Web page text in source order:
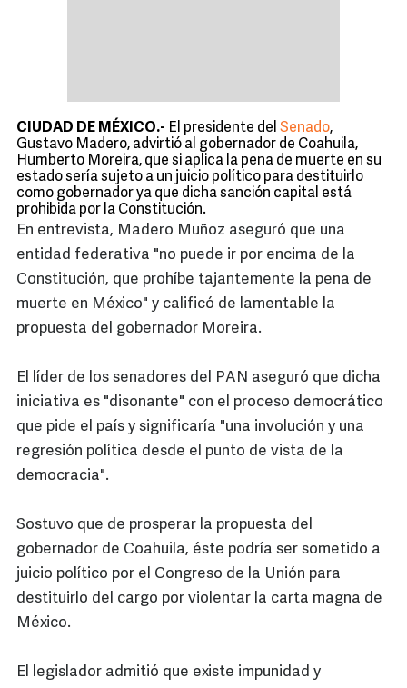
CIUDAD DE MÉXICO.- El presidente del Senado,
Gustavo Madero, advirtió al gobernador de Coahuila,
Humberto Moreira, que si aplica la pena de muerte en su
estado sería sujeto a un juicio político para destituirlo
como gobernador ya que dicha sanción capital está
prohibida por la Constitución.
En entrevista, Madero Muñoz aseguró que una
entidad federativa "no puede ir por encima de la
Constitución, que prohíbe tajantemente la pena de
muerte en México" y calificó de lamentable la
propuesta del gobernador Moreira.
El líder de los senadores del PAN aseguró que dicha
iniciativa es "disonante" con el proceso democrático
que pide el país y significaría "una involución y una
regresión política desde el punto de vista de la
democracia".
Sostuvo que de prosperar la propuesta del
gobernador de Coahuila, éste podría ser sometido a
juicio político por el Congreso de la Unión para
destituirlo del cargo por violentar la carta magna de
México.
El legislador admitió que existe impunidad y